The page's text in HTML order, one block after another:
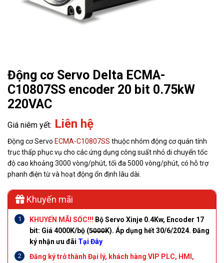
Động cơ Servo Delta ECMA-
C10807SS encoder 20 bit 0.75kW
220VAC
Liên hệ
Động cơ Servo ECMA-C10807SS thuộc nhóm động cơ quán tính
trục thấp phục vụ cho các ứng dụng công suất nhỏ di chuyển tốc
độ cao khoảng 3000 vòng/phút, tối đa 5000 vòng/phút, có hỗ trợ
phanh điện từ và hoạt động ổn định lâu dài.
Khuyến mãi
KHUYẾN MÃI SỐC!!! Bộ Servo Xinje 0.4Kw, Encoder 17
bit: Giá 4000K/bộ (5̶0̶0̶0̶K). Áp dụng hết 30/6/2024. Đăng
ký nhận ưu đãi Tại Đây
Đăng ký trở thành Đại lý, khách hàng VIP PLC, HMI,